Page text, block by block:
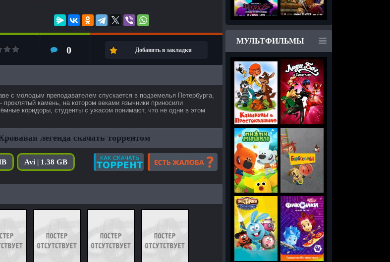
0 Добавить в закладки
с молодым преподавателем спускается в подземелья Петербурга,
проклятый камень, на котором веками язычники приносили
коридоры, студенты с ужасом понимают, что не одни в этом
легенда скачать торрентом
Avi | 1.38 GB
МУЛЬТФИЛЬМЫ